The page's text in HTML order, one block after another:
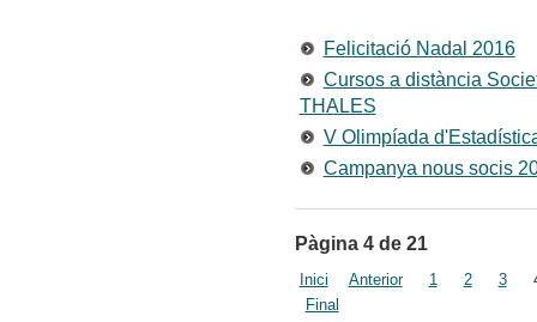
Felicitació Nadal 2016
Cursos a distància
THALES
V Olimpíada
Campanya nous socis
Pàgina 4 de 21
Inici Anterior 1 2 3
Final